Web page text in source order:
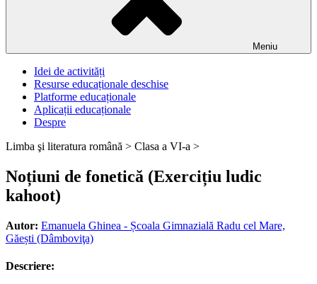
Meniu
Idei de activități
Resurse educaționale deschise
Platforme educaționale
Aplicații educaționale
Despre
Limba şi literatura română > Clasa a VI-a >
Noțiuni de fonetică (Exercițiu ludic
kahoot)
Autor: Emanuela Ghinea - Școala Gimnazială Radu cel Mare,
Găești (Dâmboviţa)
Descriere: